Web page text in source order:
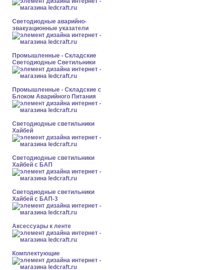
Светодиодные аварийно-
эвакуационные указатели
Промышленные - Складские
Светодиодные Светильники
Промышленные - Складские с
Блоком Аварийного Питания
Светодиодные светильники
Хайбей
Светодиодные светильники
Хайбей с БАП
Светодиодные светильники
Хайбей с БАП-3
Аксессуары к ленте
Комплектующие